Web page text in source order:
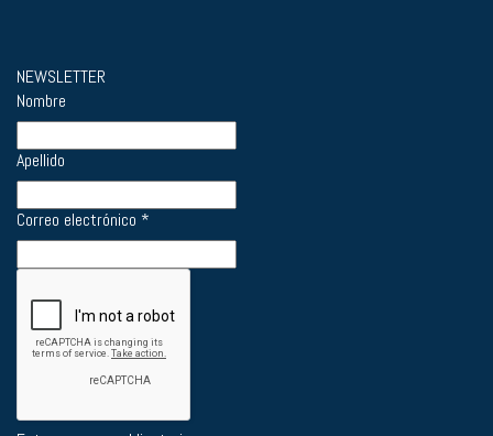
NEWSLETTER
Nombre
Apellido
Correo electrónico *